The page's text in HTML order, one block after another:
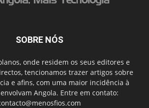
SOBRE NÓS
onde residem os seus editores e
tencionamos trazer artigos sobre
e afins, com uma maior incidência à
Angola. Entre em contato: